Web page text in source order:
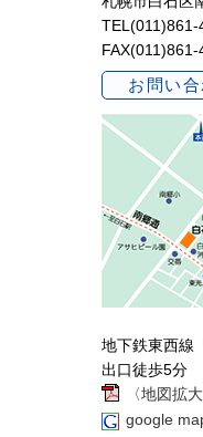
TEL(011)861-
FAX(011)861-
お問い
地下鉄東西線
出口徒歩5分
〈地図拡
google